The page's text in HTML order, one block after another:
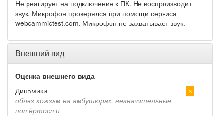
Не реагирует на подключение к ПК. Не воспроизводит
звук. Микрофон проверялся при помощи сервиса
webcammictest.com. Микрофон не захватывает звук.
Внешний вид
Оценка внешнего вида
Динамики
3
облез кожзам на амбушюрах, незначительные
потёртости